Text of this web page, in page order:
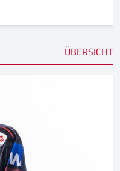
ÜBERSICHT